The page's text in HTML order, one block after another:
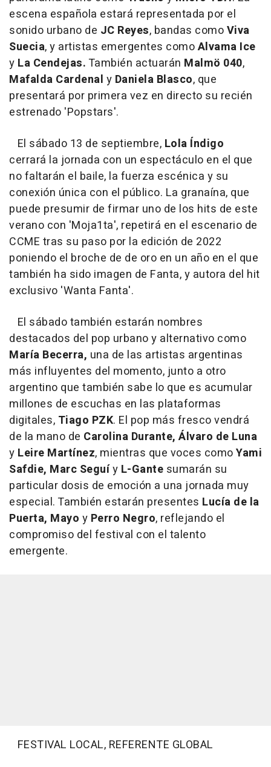
escena española estará representada por el
sonido urbano de JC Reyes, bandas comoViva
Suecia, y artistas emergentes comoAlvama Ice
y La Cendejas. También actuarán Malmö 040,
Mafalda Cardenal y Daniela Blasco, que
presentará por primera vez en directo su recién
estrenado 'Popstars'.
El sábado 13 de septiembre, Lola Índigo
cerrará la jornada con un espectáculo en el que
no faltarán el baile, la fuerza escénica y su
conexión única con el público. La granaína, que
puede presumir de firmar uno de los hits de este
verano con 'Moja1ta', repetirá en el escenario de
CCME tras su paso por la edición de 2022
poniendo el broche de de oro en un año en el que
también ha sido imagen de Fanta, y autora del hit
exclusivo 'Wanta Fanta'.
El sábado también estarán nombres
destacados del pop urbano y alternativo como
María Becerra, una de las artistas argentinas
más influyentes del momento, junto a otro
argentino que también sabe lo que es acumular
millones de escuchas en las plataformas
digitales, Tiago PZK. El pop más fresco vendrá
de la mano de Carolina Durante, Álvaro de Luna
y Leire Martínez, mientras que voces comoYami
Safdie, Marc Seguíy L-Gante sumarán su
particular dosis de emoción a una jornada muy
especial. También estarán presentes Lucía de la
Puerta, Mayo y Perro Negro, reflejando el
compromiso del festival con el talento
emergente.
FESTIVAL LOCAL, REFERENTE GLOBAL